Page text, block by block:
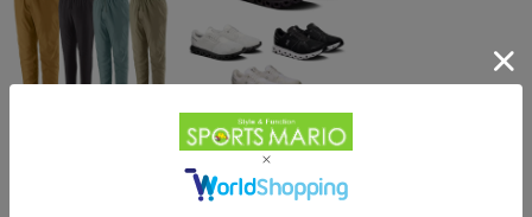
オン クラウド 6 On
19,800円（税込）